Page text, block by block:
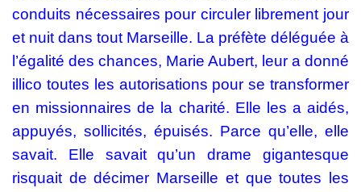
conduits nécessaires pour circuler librement jour
et nuit dans tout Marseille. La préfète déléguée à
l’égalité des chances, Marie Aubert, leur a donné
illico toutes les autorisations pour se transformer
en missionnaires de la charité. Elle les a aidés,
appuyés, sollicités, épuisés. Parce qu’elle, elle
savait. Elle savait qu’un drame gigantesque
risquait de décimer Marseille et que toutes les